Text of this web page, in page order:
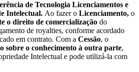
de Tecnologia Licenciamentos e
Intelectual. Ao fazer o Licenciamento, o
o direito de comercialização do
de royalties, conforme acordado
em contrato. Com a Cessão, o
sobre o conhecimento à outra parte,
Intelectual e pode utilizá-la com